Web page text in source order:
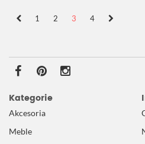
1 2 3 4
Kategorie
Akcesoria
Meble